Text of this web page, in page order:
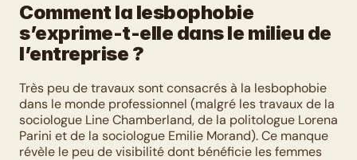
Comment la lesbophobie
s’exprime-t-elle dans le milieu de
l’entreprise ?
Très peu de travaux sont consacrés à la lesbophobie
dans le monde professionnel (malgré les travaux de la
sociologue Line Chamberland, de la politologue Lorena
Parini et de la sociologue Emilie Morand). Ce manque
révèle le peu de visibilité dont bénéficie les femmes